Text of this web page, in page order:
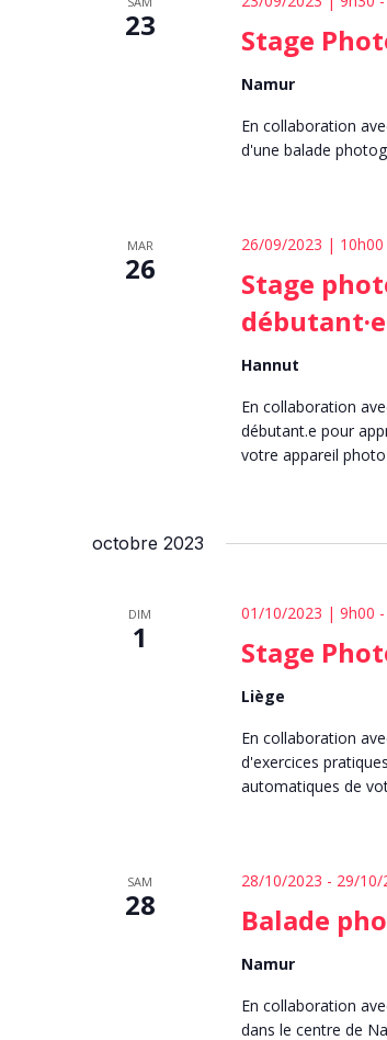
23 Stage
Namur
En collaboration
d'une balade
MAR
26
Stage
26/09/2023 | 10h00
Hannut
En collaboration
débutant.e pour
votre appareil
octobre 2023
DIM
1 Stage
01/10/2023 | 9h00 -
Liège
En collaboration
d'exercices
automatiques de
SAM
28 Balade
28/10/2023 - 29/10/
Namur
En collaboration
dans le centre de